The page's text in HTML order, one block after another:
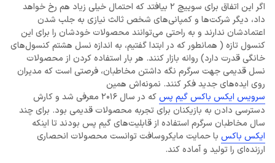
اگر این اتفاق برای سوییچ 2 بیافتد که احتمال خیلی زیاد هم رخ خواهد
داد، دیگر شرکت‌ها و کمپانی‌های شخص ثالث نیازی به جلب شدن
اعتمادشان ندارند و به راحتی می‌توانند محصولات خودشان را برای این
کنسول تازه ( همانطور که در ابتدا گفتیم، به اندازه نسل هشتم کنسول‌های
خانگی قدرت دارد) روانه بازار کنند. هر بار استفاده کردن از محصولات
نسل قدیمی جهت سرگرم نگه داشتن مخاطبان، فرصتی است که مدیران
روی ایده‌های جدید فکر کنند. نمونه‌اش همین
سرویس ایکس باکس گیم پس
که در سال 2016 معرفی شد و کارش
دسترسی دادن به بازیکنان برای تجربه محصولات قدیمی بود. برای چند
سال مخاطبان سرگرم استفاده از قابلیت‌های گیم پس بودند تا اینکه
ایکس باکس با حمایت مایکروسافت توانست محصولات انحصاری
ارزنده‌ای را تولید و آماده کند.